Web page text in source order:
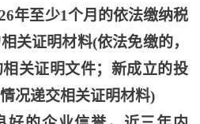
年至少1个月的依法缴纳税
关证明材料(依法免缴的，
关证明文件；新成立的投
况递交相关证明材料)